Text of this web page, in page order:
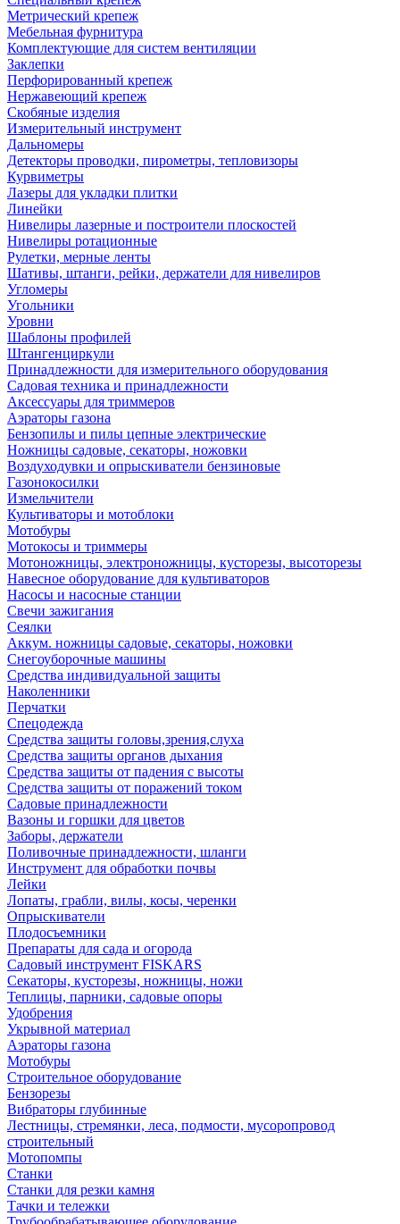
Метрический крепеж
Мебельная фурнитура
Комплектующие для систем вентиляции
Заклепки
Перфорированный крепеж
Нержавеющий крепеж
Скобяные изделия
Измерительный инструмент
Дальномеры
Детекторы проводки, пирометры, тепловизоры
Курвиметры
Лазеры для укладки плитки
Линейки
Нивелиры лазерные и построители плоскостей
Нивелиры ротационные
Рулетки, мерные ленты
Шативы, штанги, рейки, держатели для нивелиров
Угломеры
Угольники
Уровни
Шаблоны профилей
Штангенциркули
Принадлежности для измерительного оборудования
Садовая техника и принадлежности
Аксессуары для триммеров
Аэраторы газона
Бензопилы и пилы цепные электрические
Ножницы садовые, секаторы, ножовки
Воздуходувки и опрыскиватели бензиновые
Газонокосилки
Измельчители
Культиваторы и мотоблоки
Мотобуры
Мотокосы и триммеры
Мотоножницы, электроножницы, кусторезы, высоторезы
Навесное оборудование для культиваторов
Насосы и насосные станции
Свечи зажигания
Сеялки
Аккум. ножницы садовые, секаторы, ножовки
Снегоуборочные машины
Средства индивидуальной защиты
Наколенники
Перчатки
Спецодежда
Средства защиты головы,зрения,слуха
Средства защиты органов дыхания
Средства защиты от падения с высоты
Средства защиты от поражений током
Садовые принадлежности
Вазоны и горшки для цветов
Заборы, держатели
Поливочные принадлежности, шланги
Инструмент для обработки почвы
Лейки
Лопаты, грабли, вилы, косы, черенки
Опрыскиватели
Плодосъемники
Препараты для сада и огорода
Садовый инструмент FISKARS
Секаторы, кусторезы, ножницы, ножи
Теплицы, парники, садовые опоры
Удобрения
Укрывной материал
Аэраторы газона
Мотобуры
Строительное оборудование
Бензорезы
Вибраторы глубинные
Лестницы, стремянки, леса, подмости, мусоропровод
строительный
Мотопомпы
Станки
Станки для резки камня
Тачки и тележки